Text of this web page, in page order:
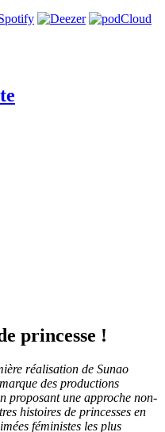
princesse !
réalisation de Sunao
des productions
proposant une approche non-
histoires de princesses en
féministes les plus